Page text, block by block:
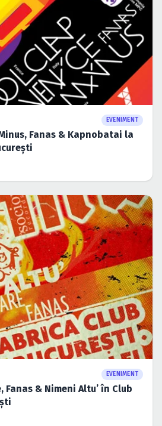
EVENIMENT
Fanas & Kapnobatai la
EVENIMENT
Fanas & Nimeni Altu’ în Club